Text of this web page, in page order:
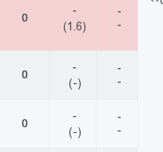
0
-
(1.6)
-
-
0
-
(-)
-
-
0
-
(-)
-
-